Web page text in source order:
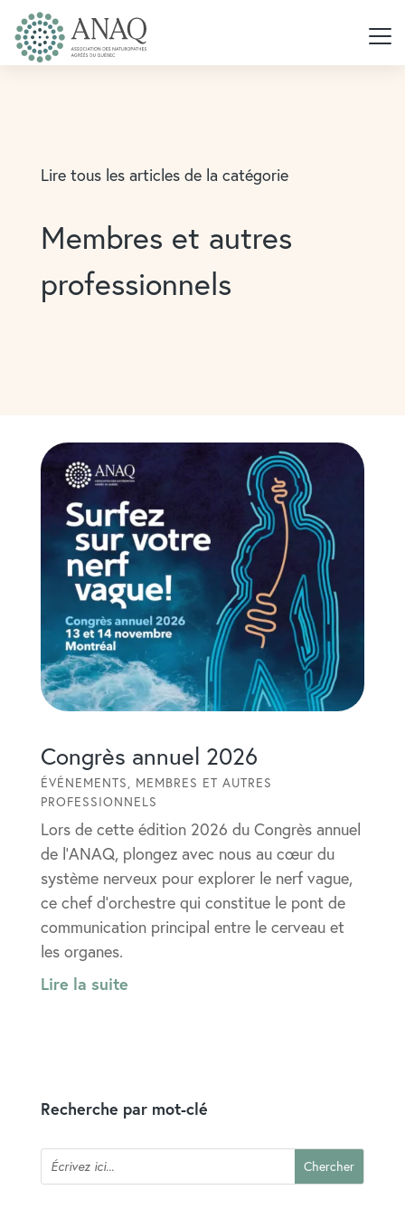
Lire tous les articles de la catégorie
Membres et autres
professionnels
Congrès annuel 2026
ÉVÉNEMENTS, MEMBRES ET AUTRES
PROFESSIONNELS
Lors de cette édition 2026 du Congrès annuel
de l’ANAQ, plongez avec nous au cœur du
système nerveux pour explorer le nerf vague,
ce chef d’orchestre qui constitue le pont de
communication principal entre le cerveau et
les organes.
Lire la suite
Recherche par mot-clé